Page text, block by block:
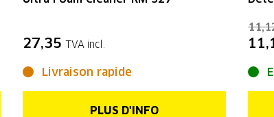
27,35 TVA incl.
Livraison rapide
PLUS D'INFO